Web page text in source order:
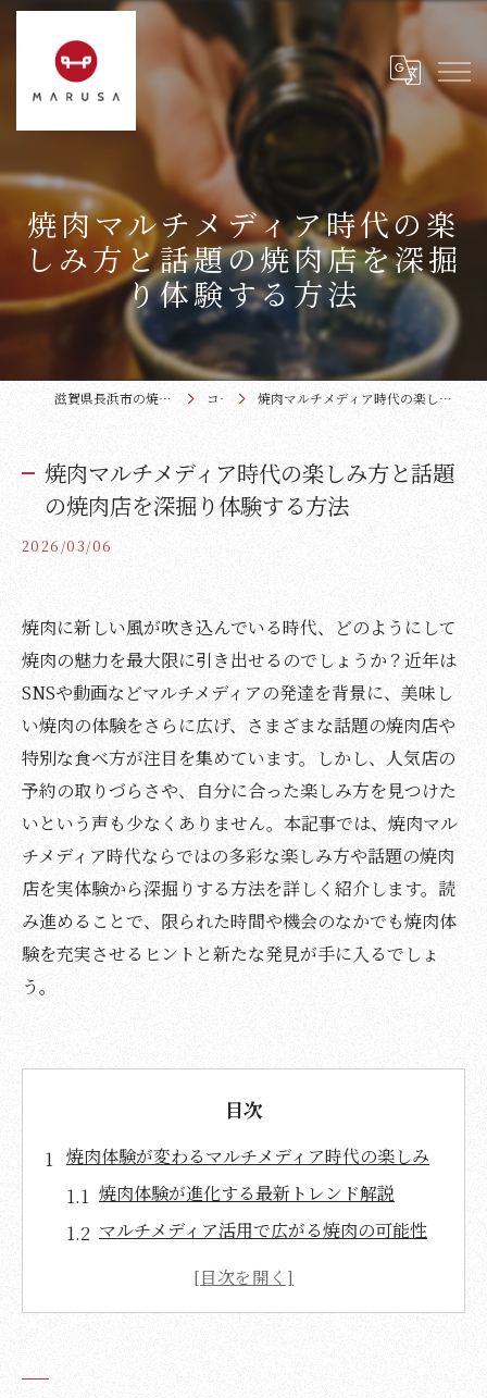
焼肉マルチメディア時代の楽
しみ方と話題の焼肉店を深掘
り体験する方法
滋賀県長浜市の焼肉なら近江牛本家まるさ コラム 焼肉マルチメディア時代の楽しみ方と話題の焼肉店を深掘り体験する方法
焼肉マルチメディア時代の楽しみ方と話題
の焼肉店を深掘り体験する方法
2026/03/06
焼肉に新しい風が吹き込んでいる時代、どのようにして
焼肉の魅力を最大限に引き出せるのでしょうか？近年は
SNSや動画などマルチメディアの発達を背景に、美味し
い焼肉の体験をさらに広げ、さまざまな話題の焼肉店や
特別な食べ方が注目を集めています。しかし、人気店の
予約の取りづらさや、自分に合った楽しみ方を見つけた
いという声も少なくありません。本記事では、焼肉マル
チメディア時代ならではの多彩な楽しみ方や話題の焼肉
店を実体験から深掘りする方法を詳しく紹介します。読
み進めることで、限られた時間や機会のなかでも焼肉体
験を充実させるヒントと新たな発見が手に入るでしょ
う。
目次
焼肉体験が変わるマルチメディア時代の楽しみ
焼肉体験が進化する最新トレンド解説
マルチメディア活用で広がる焼肉の可能性
焼肉の魅力を引き出すSNS活用術